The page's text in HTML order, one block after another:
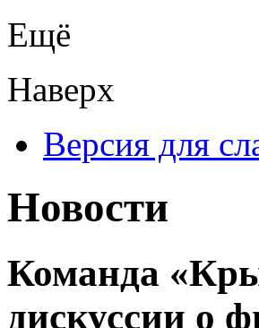
Ещё
Наверх
Версия для
Новости
Команда
дискуссии о